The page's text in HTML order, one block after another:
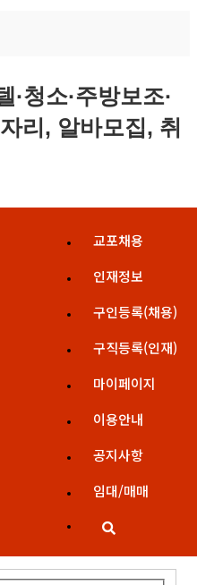
교포채용
인재정보
구인등록(채용)
구직등록(인재)
마이페이지
이용안내
공지사항
임대/매매